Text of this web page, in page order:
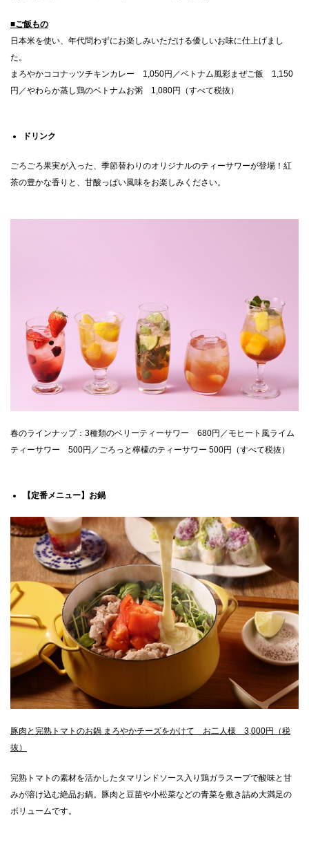
■ご飯もの
日本米を使い、年代問わずにお楽しみいただける優しいお味に仕上げまし
た。
まろやかココナッツチキンカレー 1,050円／ベトナム風彩まぜご飯 1,150
円／やわらか蒸し鶏のベトナムお粥 1,080円（すべて税抜）
ドリンク
ごろごろ果実が入った、季節替わりのオリジナルのティーサワーが登場！紅
茶の豊かな香りと、甘酸っぱい風味をお楽しみください。
春のラインナップ：3種類のベリーティーサワー 680円／モヒート風ライム
ティーサワー 500円／ごろっと檸檬のティーサワー 500円（すべて税抜）
【定番メニュー】お鍋
豚肉と完熟トマトのお鍋 まろやかチーズをかけて お二人様 3,000円（税
抜）
完熟トマトの素材を活かしたタマリンドソース入り鶏ガラスープで酸味と甘
みが溶け込む絶品お鍋。豚肉と豆苗や小松菜などの青菜を敷き詰め大満足の
ボリュームです。